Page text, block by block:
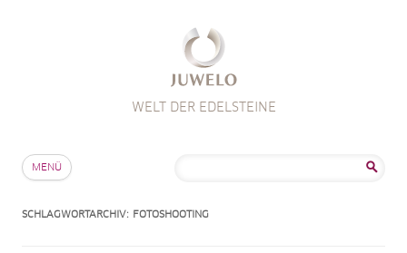
WELT DER EDELSTEINE
MENÜ
SCHLAGWORTARCHIV: FOTOSHOOTING